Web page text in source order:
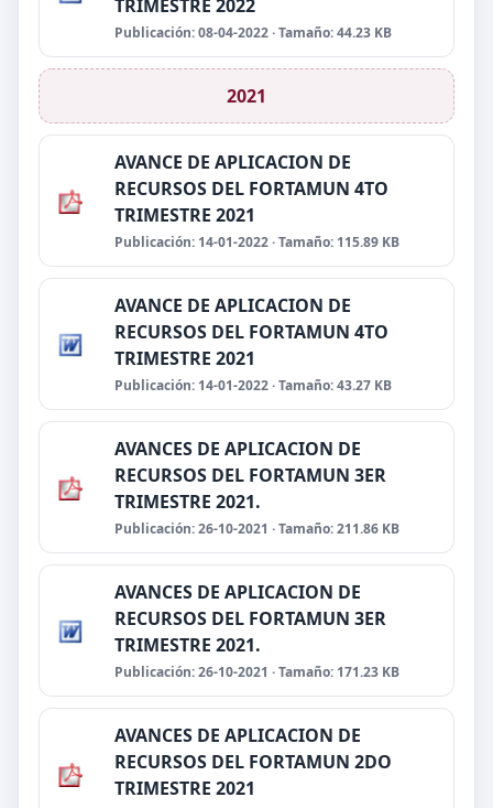
TRIMESTRE 2022
Publicación: 08-04-2022 · Tamaño: 44.23 KB
2021
AVANCE DE APLICACION DE
RECURSOS DEL FORTAMUN 4TO
TRIMESTRE 2021
Publicación: 14-01-2022 · Tamaño: 115.89 KB
AVANCE DE APLICACION DE
RECURSOS DEL FORTAMUN 4TO
TRIMESTRE 2021
Publicación: 14-01-2022 · Tamaño: 43.27 KB
AVANCES DE APLICACION DE
RECURSOS DEL FORTAMUN 3ER
TRIMESTRE 2021.
Publicación: 26-10-2021 · Tamaño: 211.86 KB
AVANCES DE APLICACION DE
RECURSOS DEL FORTAMUN 3ER
TRIMESTRE 2021.
Publicación: 26-10-2021 · Tamaño: 171.23 KB
AVANCES DE APLICACION DE
RECURSOS DEL FORTAMUN 2DO
TRIMESTRE 2021